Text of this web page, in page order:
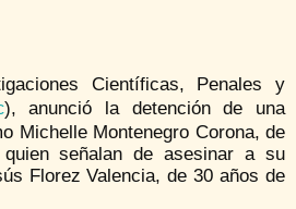
Científicas, Penales y
), anunció la detención de una
Michelle Montenegro Corona, de
señalan de asesinar a su
Florez Valencia, de 30 años de